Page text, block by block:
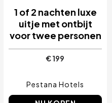
1 of 2 nachten luxe
uitje met ontbijt
voor twee personen
€ 199
Pestana Hotels